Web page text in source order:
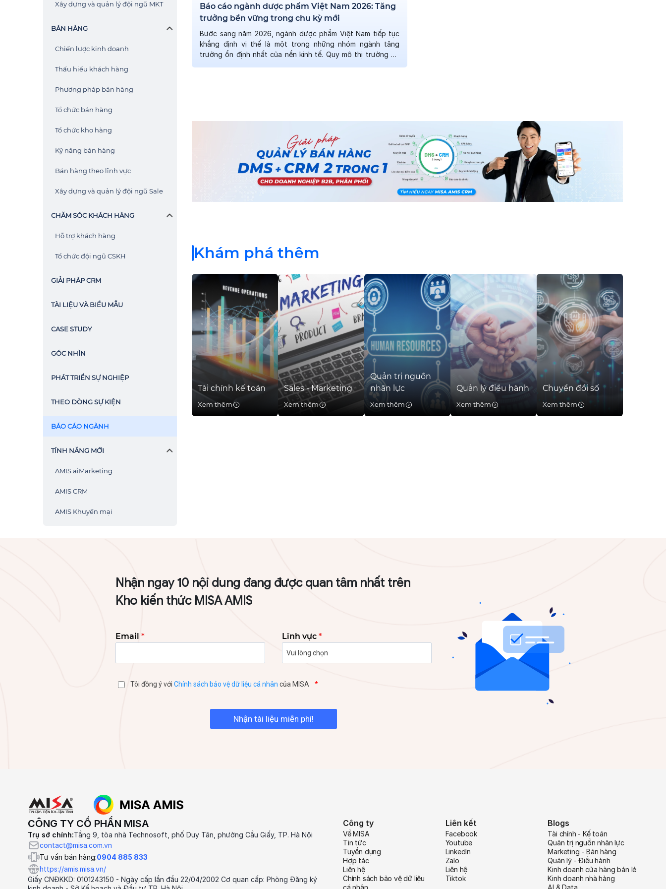
Xây dựng và quản lý đội ngũ MKT
BÁN HÀNG
Chiến lược kinh doanh
Thấu hiểu khách hàng
Phương pháp bán hàng
Tổ chức bán hàng
Tổ chức kho hàng
Kỹ năng bán hàng
Bán hàng theo lĩnh vực
Xây dựng và quản lý đội ngũ Sale
CHĂM SÓC KHÁCH HÀNG
Hỗ trợ khách hàng
Tổ chức đội ngũ CSKH
GIẢI PHÁP CRM
TÀI LIỆU VÀ BIỂU MẪU
CASE STUDY
GÓC NHÌN
PHÁT TRIỂN SỰ NGHIỆP
THEO DÒNG SỰ KIỆN
BÁO CÁO NGÀNH
TÍNH NĂNG MỚI
AMIS aiMarketing
AMIS CRM
AMIS Khuyến mại
Báo cáo ngành dược phẩm Việt Nam 2026: Tăng
trưởng bền vững trong chu kỳ mới
Bước sang năm 2026, ngành dược phẩm Việt Nam tiếp tục
khẳng định vị thế là một trong những nhóm ngành tăng
trưởng ổn định nhất của nền kinh tế. Quy mô thị trường đã
Khám phá thêm
Tài chính kế toán
Xem thêm
Sales - Marketing
Xem thêm
Quản trị nguồn
nhân lực
Xem thêm
Quản lý điều hành
Xem thêm
Chuyển đổi số
Xem thêm
Nhận ngay 10 nội dung đang được quan tâm nhất trên
Kho kiến thức MISA AMIS
Email * Lĩnh vực *
Tôi đồng ý với Chính sách bảo vệ dữ liệu cá nhân của MISA *
CÔNG TY CỔ PHẦN MISA
Trụ sở chính:Tầng 9, tòa nhà Technosoft, phố Duy Tân, phường Cầu Giấy, TP. Hà Nội
contact@misa.com.vn
Tư vấn bán hàng:0904 885 833
https://amis.misa.vn/
Giấy CNĐKKD: 0101243150 - Ngày cấp lần đầu 22/04/2002 Cơ quan cấp: Phòng Đăng ký
Công ty
Về MISA
Tin tức
Tuyển dụng
Hợp tác
Liên hệ
Chính sách bảo vệ dữ liệu
cá nhân
Liên kết
Facebook
Youtube
LinkedIn
Zalo
Liên hệ
Tiktok
Blogs
Tài chính - Kế toán
Quản trị nguồn nhân lực
Marketing - Bán hàng
Quản lý - Điều hành
Kinh doanh cửa hàng bán lẻ
Kinh doanh nhà hàng
AI & Data